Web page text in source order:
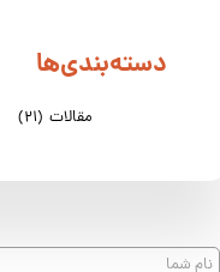
دسته‌بندی‌ها
مقالات (۲۱)